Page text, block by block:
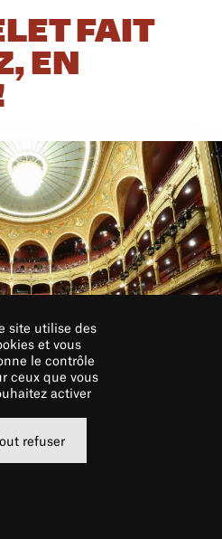
FAIT
EN
spectateurs au cours de
site utilise des
et vous
le contrôle
ceux que vous
activer
refuser